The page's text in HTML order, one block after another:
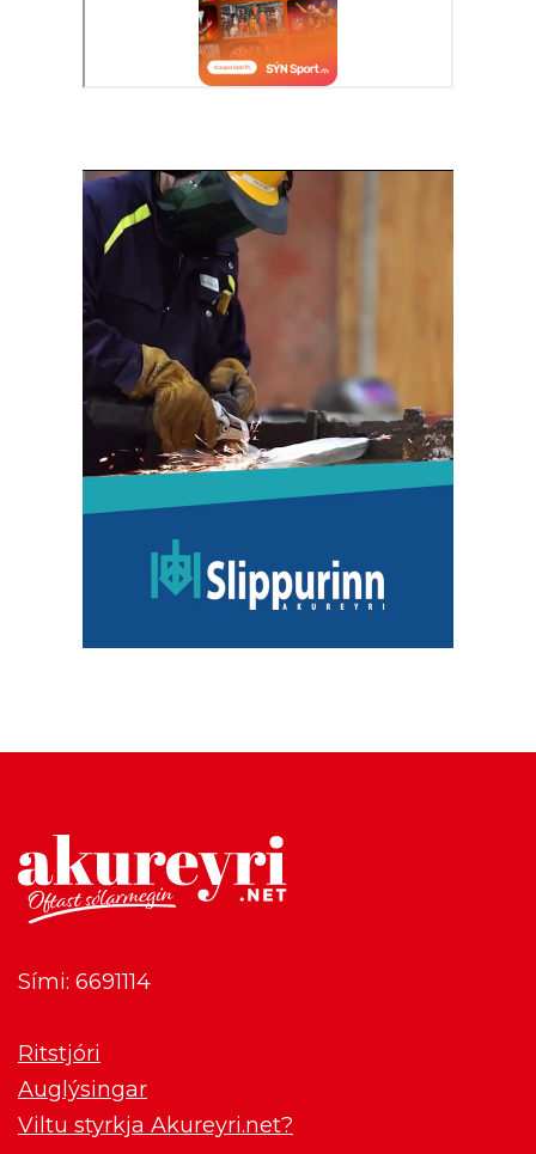
Sími: 6691114
Ritstjóri
Auglýsingar
Viltu styrkja Akureyri.net?